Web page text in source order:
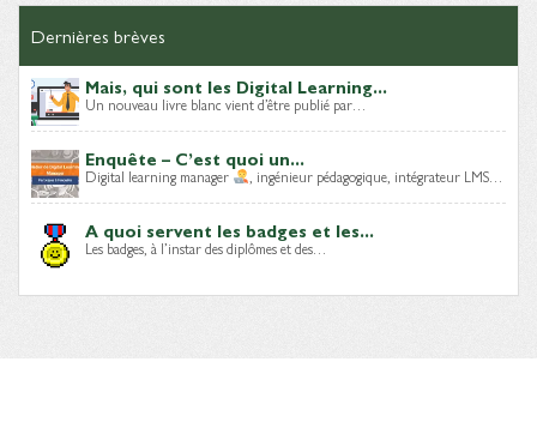
Dernières brèves
Mais, qui sont les Digital Learning...
Un nouveau livre blanc vient d’être publié par…
Enquête – C’est quoi un...
Digital learning manager , ingénieur pédagogique, intégrateur LMS…
A quoi servent les badges et les...
Les badges, à l’instar des diplômes et des…